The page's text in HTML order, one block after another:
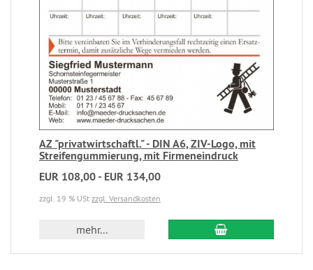
AZ "privatwirtschaftl." - DIN A6, ZIV-Logo, mit
Streifengummierung, mit Firmeneindruck
EUR 108,00 - EUR 134,00
zzgl. 19 % USt zzgl. Versandkosten
mehr...